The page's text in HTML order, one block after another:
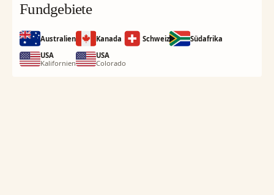
Fundgebiete
Australien Kanada Schweiz
Südafrika
USA
Kalifornien
USA
Colorado